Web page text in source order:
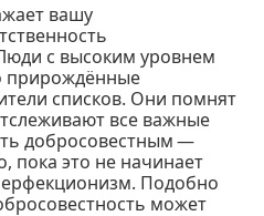
вашу
с высоким уровнем
прирождённые
списков. Они помнят
все важные
добросовестным —
пока это не начинает
Подобно
может